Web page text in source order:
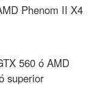
Phenom II X4
560 ó AMD
superior